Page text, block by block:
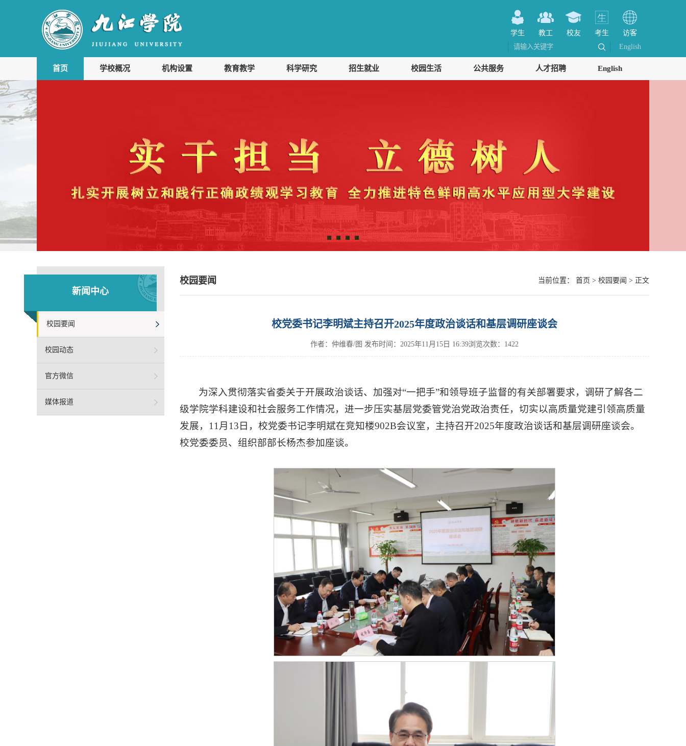
学生 教工 校友 考生
访客
English
首页 学校概况 机构设置 教育教学 科学研究 招生就业 校园生活 公共服务 人才招聘 English
新闻中心
校园要闻
校园动态
官方微信
媒体报道
校园要闻 当前位置： 首页 > 校园要闻 > 正文
校党委书记李明斌主持召开2025年度政治谈话和基层调研座谈会
作者：仲维春/图 发布时间： 2025年11月15日 16:39浏览次数： 1422
为深入贯彻落实省委关于开展政治谈话、加强对“一把手”和领导班子监督的有关部署要求，调研了解各二
级学院学科建设和社会服务工作情况，进一步压实基层党委管党治党政治责任，切实以高质量党建引领高质量
发展，11月13日，校党委书记李明斌在竞知楼902B会议室，主持召开2025年度政治谈话和基层调研座谈会。
校党委委员、组织部部长杨杰参加座谈。